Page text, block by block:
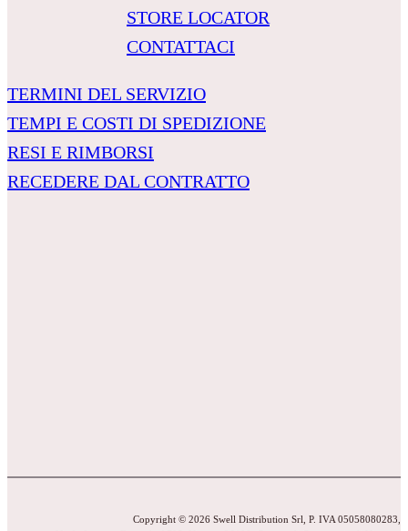
STORE LOCATOR
CONTATTACI
TERMINI DEL SERVIZIO
TEMPI E COSTI DI SPEDIZIONE
RESI E RIMBORSI
RECEDERE DAL CONTRATTO
Copyright © 2026 Swell Distribution Srl, P. IVA 05058080283,